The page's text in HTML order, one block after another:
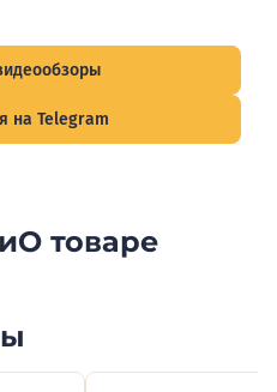
на Telegram
О товаре